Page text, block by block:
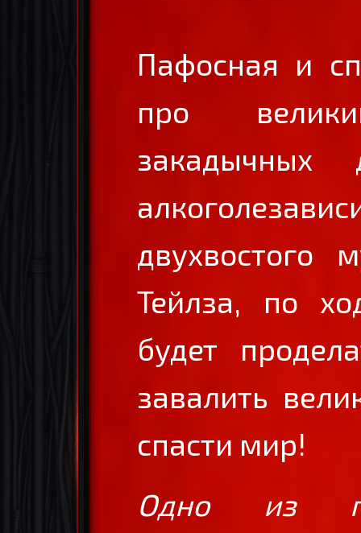
Пафосная и
про
двухвостого
Тейлза, по
будет
завалить
спасти мир!
Одно из